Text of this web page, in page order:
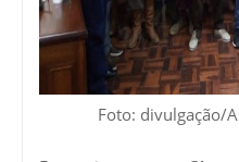
Foto: divulgação/